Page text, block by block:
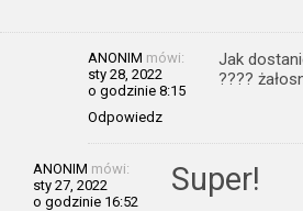
ANONIM mówi:
sty 28, 2022
o godzinie 8:15
Odpowiedz
Jak
????
ANONIM mówi:
sty 27, 2022
o godzinie 16:52
Super!